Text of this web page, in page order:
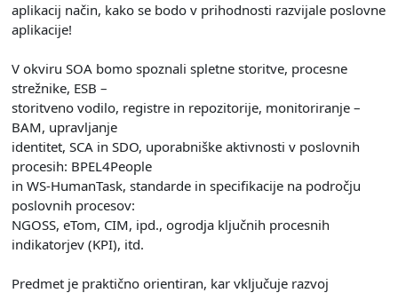
aplikacij način, kako se bodo v prihodnosti razvijale poslovne
aplikacije!
V okviru SOA bomo spoznali spletne storitve, procesne
strežnike, ESB –
storitveno vodilo, registre in repozitorije, monitoriranje –
BAM, upravljanje
identitet, SCA in SDO, uporabniške aktivnosti v poslovnih
procesih: BPEL4People
in WS-HumanTask, standarde in specifikacije na področju
poslovnih procesov:
NGOSS, eTom, CIM, ipd., ogrodja ključnih procesnih
indikatorjev (KPI), itd.
Predmet je praktično orientiran, kar vključuje razvoj